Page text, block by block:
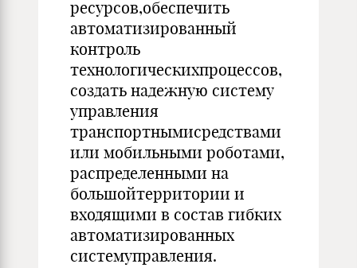
ресурсов,обеспечить
автоматизированный
контроль
технологическихпроцессов,
создать надежную систему
управления
транспортнымисредствами
или мобильными роботами,
распределенными на
большойтерритории и
входящими в состав гибких
автоматизированных
системуправления.